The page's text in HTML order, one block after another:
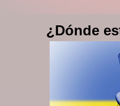
¿Dónde